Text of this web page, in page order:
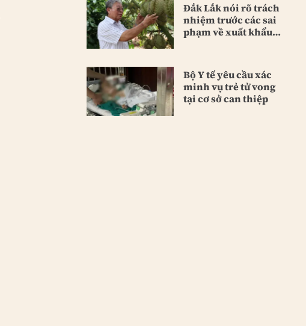
Đắk Lắk nói rõ trách
nhiệm trước các sai
phạm về xuất khẩu
Bộ Y tế yêu cầu xác
minh vụ trẻ tử vong
tại cơ sở can thiệp